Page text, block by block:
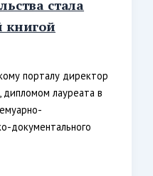
стала
книгой
порталу директор
дипломом лауреата в
документального